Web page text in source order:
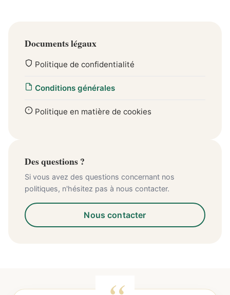
Documents légaux
Politique de confidentialité
Conditions générales
Politique en matière de cookies
Des questions ?
Si vous avez des questions concernant nos
politiques, n'hésitez pas à nous contacter.
Nous contacter